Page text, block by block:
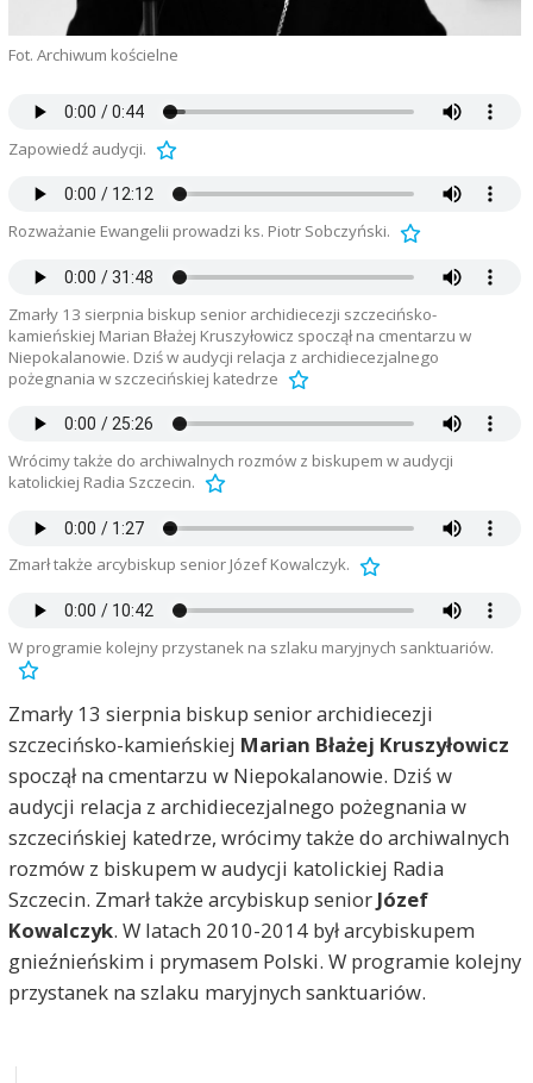
Fot. Archiwum kościelne
Zapowiedź audycji.
Rozważanie Ewangelii prowadzi ks. Piotr Sobczyński.
Zmarły 13 sierpnia biskup senior archidiecezji szczecińsko-
kamieńskiej Marian Błażej Kruszyłowicz spoczął na cmentarzu w
Niepokalanowie. Dziś w audycji relacja z archidiecezjalnego
pożegnania w szczecińskiej katedrze
Wrócimy także do archiwalnych rozmów z biskupem w audycji
katolickiej Radia Szczecin.
Zmarł także arcybiskup senior Józef Kowalczyk.
W programie kolejny przystanek na szlaku maryjnych sanktuariów.
Zmarły 13 sierpnia biskup senior archidiecezji
szczecińsko-kamieńskiej Marian Błażej Kruszyłowicz
spoczął na cmentarzu w Niepokalanowie. Dziś w
audycji relacja z archidiecezjalnego pożegnania w
szczecińskiej katedrze, wrócimy także do archiwalnych
rozmów z biskupem w audycji katolickiej Radia
Szczecin. Zmarł także arcybiskup senior Józef
Kowalczyk. W latach 2010-2014 był arcybiskupem
gnieźnieńskim i prymasem Polski. W programie kolejny
przystanek na szlaku maryjnych sanktuariów.